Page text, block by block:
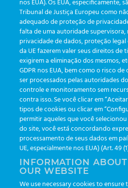
CATEGORIAS
Atualizações(19)
Eventos(19)
Funcionalidades(35)
Informativos(111)
TAGS
auditoria automação
congresso customização dashboard
nos EUA). Os EUA, especificamente,
Tribunal de Justiça Europeu como
adequado de proteção de
falta de uma autoridade
privacidade de dados, proteção
da UE fazerem valer seus direitos de
exigirem a eliminação dos mesmos,
GDPR nos EUA, bem como o risco
ser processados pelas autoridades
controle e monitoramento sem
contra isso. Se você clicar em
tipos de cookies ou clicar em
permitir aqueles que você
do site, você está concordando
processamento de seus dados em
UE, especialmente nos EUA) (Art. 49
INFORMATION
OUR WEBSITE
We use necessary cookies to